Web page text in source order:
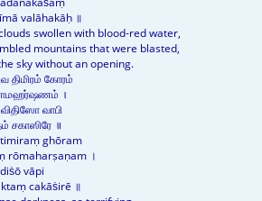
valāhakāḥ ॥
swollen with blood-red water,
mountains that were blasted,
sky without an opening.
திமிரம் கோரம்
।
வாபி
சகாஸிரே ॥
ghōram
rōmaharṣaṇam ।
vāpi
cakāṡirē ॥